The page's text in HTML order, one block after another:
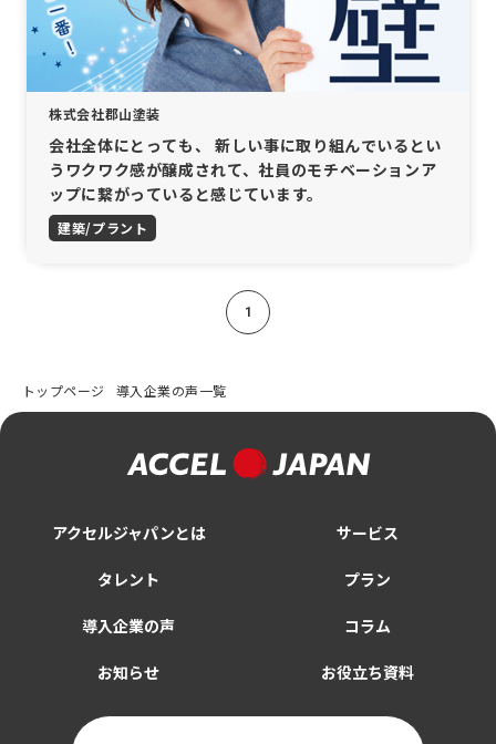
株式会社郡山塗装
会社全体にとっても、 新しい事に取り組んでいるとい
うワクワク感が醸成されて、社員のモチベーションア
ップに繋がっていると感じています。
建築/プラント
1
トップページ 導入企業の声一覧
アクセルジャパンとは サービス
タレント プラン
導入企業の声 コラム
お知らせ お役立ち資料